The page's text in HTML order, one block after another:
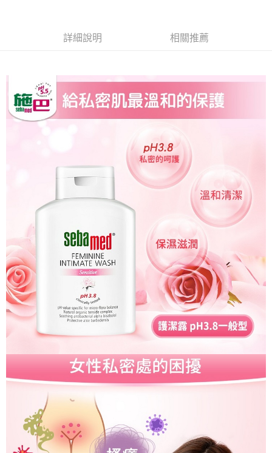
權轉讓予恩沛科技股份有限公司。
２．關於個人資料處理事宜，請瀏覽以下網址：
「AFTEE先享後付」，若未經同意申辦者引起之損失，本公司不負相關責
４．使用「AFTEE先享後付」時，將依據個別帳號之用戶狀況，依本公司即
時審查核予不同之上限額度；若仍有額度不足之情形，本公司將視審查結果
請求用戶進行身份認證。
恩沛科技股份有限公司將有權停止該用戶之使用額度並採取法律行動。
付款後7-11取貨
每筆NT$100，滿NT$790(含以上)免運費
付款後寶雅門市自取(由倉庫統一出貨)
詳細說明 相關推薦